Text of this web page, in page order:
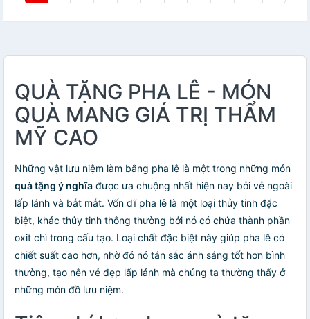
QUÀ TẶNG PHA LÊ - MÓN
QUÀ MANG GIÁ TRỊ THẨM
MỸ CAO
Những vật lưu niệm làm bằng pha lê là một trong những món
quà tặng ý nghĩa được ưa chuộng nhất hiện nay bởi vẻ ngoài
lấp lánh và bắt mắt. Vốn dĩ pha lê là một loại thủy tinh đặc
biệt, khác thủy tinh thông thường bởi nó có chứa thành phần
oxit chì trong cấu tạo. Loại chất đặc biệt này giúp pha lê có
chiết suất cao hơn, nhờ đó nó tán sắc ánh sáng tốt hơn bình
thường, tạo nên vẻ đẹp lấp lánh mà chúng ta thường thấy ở
những món đồ lưu niệm.